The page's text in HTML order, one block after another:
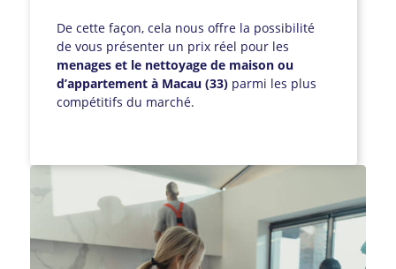
De cette façon, cela nous offre la possibilité
de vous présenter un prix réel pour les
menages et le nettoyage de maison ou
d’appartement à Macau (33) parmi les plus
compétitifs du marché.